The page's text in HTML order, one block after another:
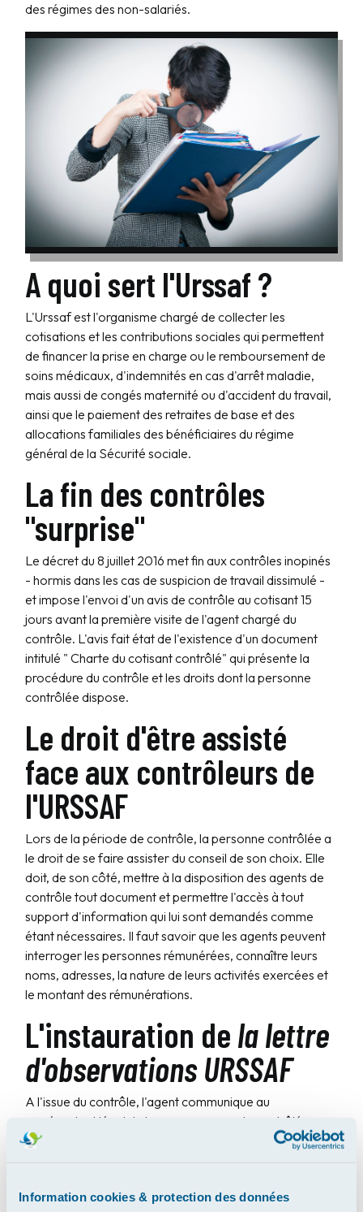
Information cookies & protection des données
des régimes des non-salariés.
A quoi sert l'Urssaf ?
L'Urssaf est l'organisme chargé de collecter les
cotisations et les contributions sociales qui permettent
de financer la prise en charge ou le remboursement de
soins médicaux, d'indemnités en cas d'arrêt maladie,
mais aussi de congés maternité ou d'accident du travail,
ainsi que le paiement des retraites de base et des
allocations familiales des bénéficiaires du régime
général de la Sécurité sociale.
La fin des contrôles
"surprise"
Le décret du 8 juillet 2016 met fin aux contrôles inopinés
- hormis dans les cas de suspicion de travail dissimulé -
et impose l'envoi d'un avis de contrôle au cotisant 15
jours avant la première visite de l'agent chargé du
contrôle. L'avis fait état de l'existence d'un document
intitulé " Charte du cotisant contrôlé" qui présente la
procédure du contrôle et les droits dont la personne
contrôlée dispose.
Le droit d'être assisté
face aux contrôleurs de
l'URSSAF
Lors de la période de contrôle, la personne contrôlée a
le droit de se faire assister du conseil de son choix. Elle
doit, de son côté, mettre à la disposition des agents de
contrôle tout document et permettre l'accès à tout
support d'information qui lui sont demandés comme
étant nécessaires. Il faut savoir que les agents peuvent
interroger les personnes rémunérées, connaître leurs
noms, adresses, la nature de leurs activités exercées et
le montant des rémunérations.
L'instauration de la lettre
d'observations URSSAF
A l'issue du contrôle, l'agent communique au
représentant légal de la personne morale contrôlée ou
au travailleur indépendant contrôlé, une lettre
la date de fin de contrôle, le mode de calcul pour les